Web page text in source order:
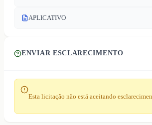
APLICATIVO
ENVIAR ESCLARECIMENTO
Esta licitação não está aceitando